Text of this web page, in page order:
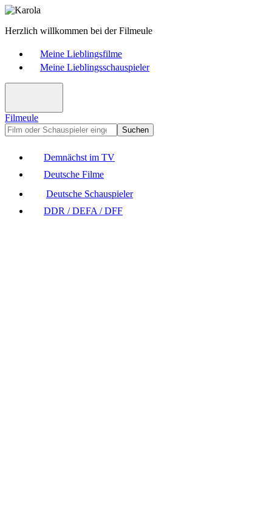
Herzlich willkommen bei der Filmeule
Meine Lieblingsfilme
Meine Lieblingsschauspieler
Filmeule
Suchen
Demnächst im TV
Deutsche Filme
Deutsche Schauspieler
DDR / DEFA / DFF